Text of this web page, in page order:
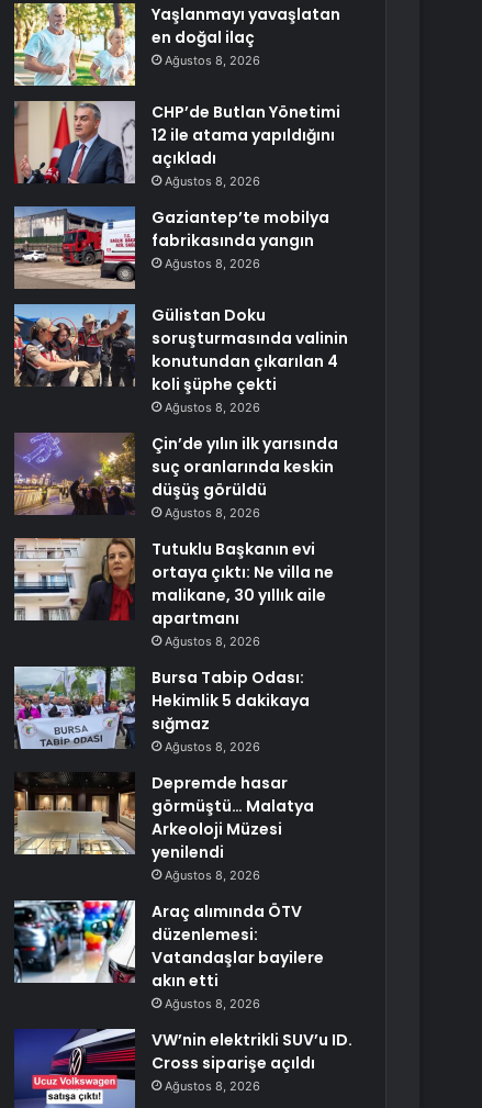
Yaşlanmayı yavaşlatan
en doğal ilaç
Ağustos 8, 2026
CHP’de Butlan Yönetimi
12 ile atama yapıldığını
açıkladı
Ağustos 8, 2026
Gaziantep’te mobilya
fabrikasında yangın
Ağustos 8, 2026
Gülistan Doku
soruşturmasında valinin
konutundan çıkarılan 4
koli şüphe çekti
Ağustos 8, 2026
Çin’de yılın ilk yarısında
suç oranlarında keskin
düşüş görüldü
Ağustos 8, 2026
Tutuklu Başkanın evi
ortaya çıktı: Ne villa ne
malikane, 30 yıllık aile
apartmanı
Ağustos 8, 2026
Bursa Tabip Odası:
Hekimlik 5 dakikaya
sığmaz
Ağustos 8, 2026
Depremde hasar
görmüştü… Malatya
Arkeoloji Müzesi
yenilendi
Ağustos 8, 2026
Araç alımında ÖTV
düzenlemesi:
Vatandaşlar bayilere
akın etti
Ağustos 8, 2026
VW’nin elektrikli SUV’u ID.
Cross siparişe açıldı
Ağustos 8, 2026